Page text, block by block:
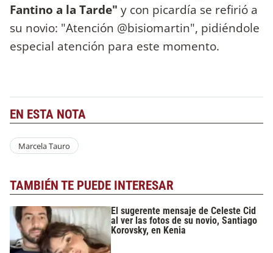
Fantino a la Tarde" y con picardía se refirió a
su novio: "Atención @bisiomartin", pidiéndole
especial atención para este momento.
EN ESTA NOTA
Marcela Tauro
TAMBIÉN TE PUEDE INTERESAR
El sugerente mensaje de Celeste Cid
al ver las fotos de su novio, Santiago
Korovsky, en Kenia